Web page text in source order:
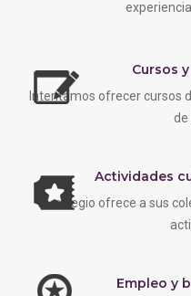
Cursos
Intentamos ofrecer cursos
de
Actividades
EL colegio ofrece a sus
Empleo y